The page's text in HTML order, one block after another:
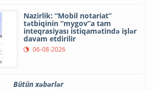
Nazirlik: “Mobil notariat”
tətbiqinin “mygov”a tam
inteqrasiyası istiqamətində işlər
davam etdirilir
06-08-2026
Bütün xəbərlər